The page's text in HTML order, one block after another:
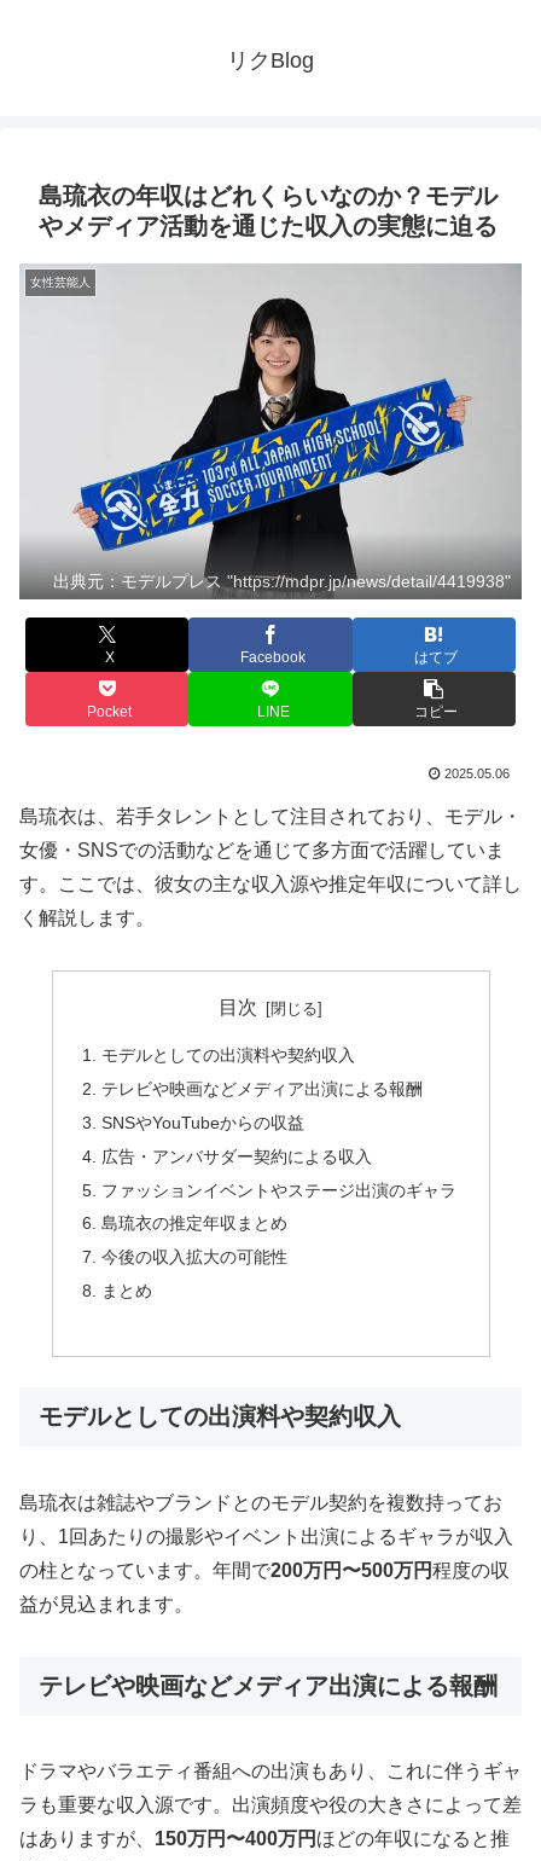
リクBlog
島琉衣の年収はどれくらいなのか？モデル
やメディア活動を通じた収入の実態に迫る
女性芸能人
出典元：モデルプレス "https://mdpr.jp/news/detail/4419938"
X Facebook はてブ
Pocket LINE コピー
2025.05.06
島琉衣は、若手タレントとして注目されており、モデル・
女優・SNSでの活動などを通じて多方面で活躍していま
す。ここでは、彼女の主な収入源や推定年収について詳し
く解説します。
目次
モデルとしての出演料や契約収入
テレビや映画などメディア出演による報酬
SNSやYouTubeからの収益
広告・アンバサダー契約による収入
ファッションイベントやステージ出演のギャラ
島琉衣の推定年収まとめ
今後の収入拡大の可能性
まとめ
モデルとしての出演料や契約収入
島琉衣は雑誌やブランドとのモデル契約を複数持ってお
り、1回あたりの撮影やイベント出演によるギャラが収入
の柱となっています。年間で200万円〜500万円程度の収
益が見込まれます。
テレビや映画などメディア出演による報酬
ドラマやバラエティ番組への出演もあり、これに伴うギャ
ラも重要な収入源です。出演頻度や役の大きさによって差
はありますが、 150万円〜400万円 ほどの年収になると推